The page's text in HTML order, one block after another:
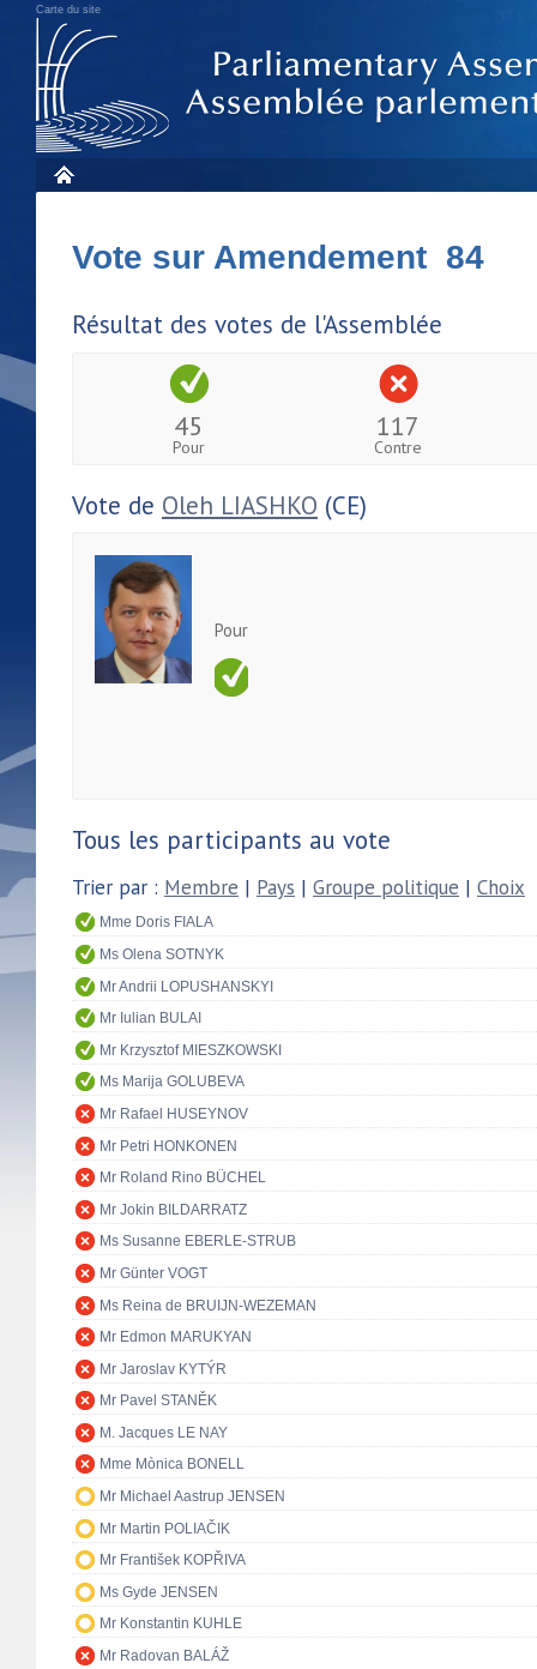
Carte du site
Vote sur Amendement 84
Résultat des votes de l'Assemblée
45
Pour
117
Contre
Vote de Oleh LIASHKO (CE)
Pour
Tous les participants au vote
Trier par : Membre | Pays | Groupe politique | Choix
Mme Doris FIALA
Ms Olena SOTNYK
Mr Andrii LOPUSHANSKYI
Mr Iulian BULAI
Mr Krzysztof MIESZKOWSKI
Ms Marija GOLUBEVA
Mr Rafael HUSEYNOV
Mr Petri HONKONEN
Mr Roland Rino BÜCHEL
Mr Jokin BILDARRATZ
Ms Susanne EBERLE-STRUB
Mr Günter VOGT
Ms Reina de BRUIJN-WEZEMAN
Mr Edmon MARUKYAN
Mr Jaroslav KYTÝR
Mr Pavel STANĚK
M. Jacques LE NAY
Mme Mònica BONELL
Mr Michael Aastrup JENSEN
Mr Martin POLIAČIK
Mr František KOPŘIVA
Ms Gyde JENSEN
Mr Konstantin KUHLE
Mr Radovan BALÁŽ